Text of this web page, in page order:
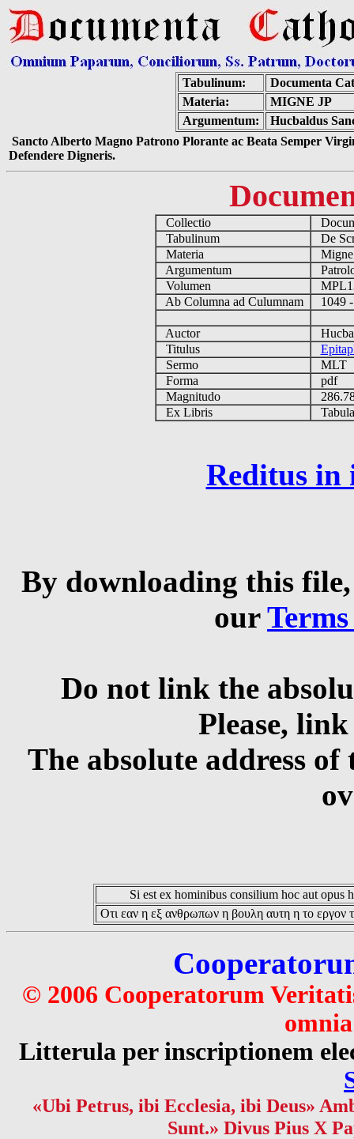
Tabulinum:
Documenta
Materia:
MIGNE JP
Argumentum:
Hucbaldus
Sancto Alberto Magno Patrono Plorante ac Beata Semper
Defendere Digneris.
Collectio
Tabulinum
De
Materia
Argumentum
Volumen
Ab Columna ad Culumnam
1049
Auctor
Titulus
Sermo
MLT
Forma
pdf
Magnitudo
Ex Libris
Reditus in
By downloading this
our
Do not link the
Please,
The absolute address
Si est ex hominibus consilium hoc aut opus
Οτι εαν η εξ ανθρωπων η βουλη αυτη η το εργον
© 2006 Cooperatorum
Litterula per inscriptionem
«Ubi Petrus, ibi Ecclesia, ibi Deus»
Sunt.» Divus Pius X